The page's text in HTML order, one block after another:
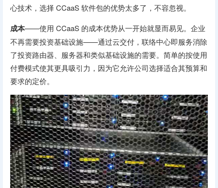
心技术，选择 CCaaS 软件包的优势太多了，不容忽视。
成本——使用 CCaaS 的成本优势从一开始就显而易见。企业
不再需要投资基础设施——通过云交付，联络中心即服务消除
了投资路由器、服务器和类似基础设施的需要。简单的按使用
付费模式使其更具吸引力，因为它允许公司选择适合其预算和
要求的定价。